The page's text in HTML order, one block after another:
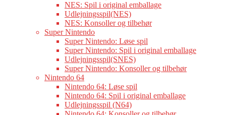
NES: Spil i original emballage
Udlejningsspil(NES)
NES: Konsoller og tilbehør
Super Nintendo
Super Nintendo: Løse spil
Super Nintendo: Spil i original emballage
Udlejningsspil(SNES)
Super Nintendo: Konsoller og tilbehør
Nintendo 64
Nintendo 64: Løse spil
Nintendo 64: Spil i original emballage
Udlejningsspil (N64)